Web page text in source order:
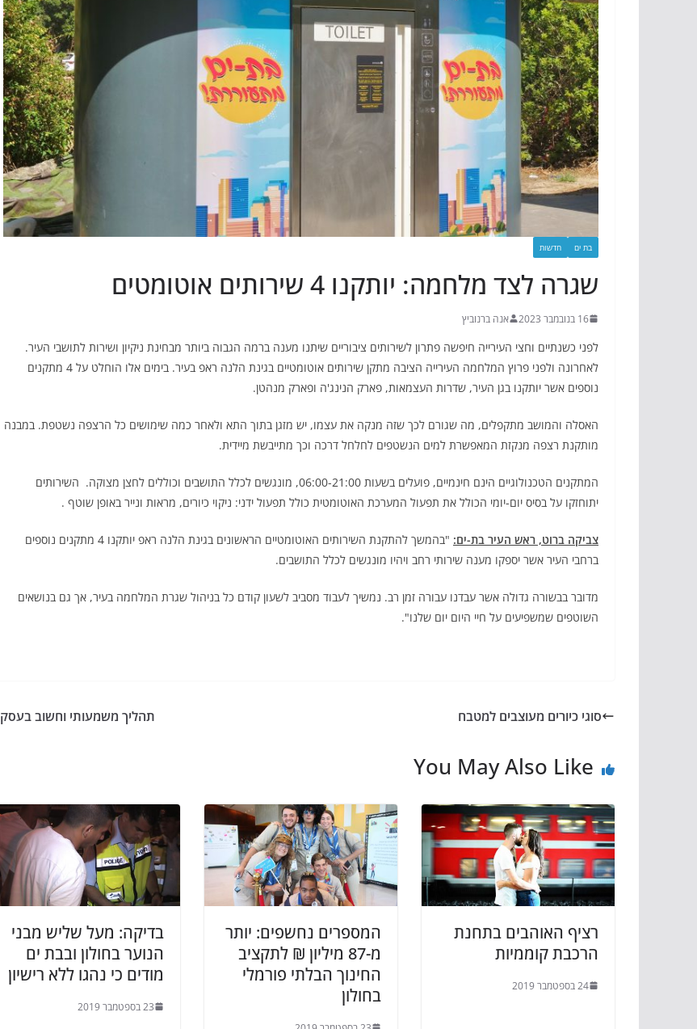
בת ים חדשות
שגרה לצד מלחמה: יותקנו 4 שירותים אוטומטים
16 בנובמבר 2023 אנה ברנוביץ
לפני כשנתיים וחצי העירייה חיפשה פתרון לשירותים ציבוריים שיתנו מענה ברמה הגבוה ביותר מבחינת ניקיון ושירות לתושבי העיר.
לאחרונה ולפני פרוץ המלחמה העירייה הציבה מתקן שירותים אוטומטיים בגינת הלנה ראפ בעיר. בימים אלו הוחלט על 4 מתקנים
נוספים אשר יותקנו בגן העיר, שדרות העצמאות, פארק הנינג'ה ופארק מנהטן.
האסלה והמושב מתקפלים, מה שגורם לכך שזה מנקה את עצמו, יש מזגן בתוך התא ולאחר כמה שימושים כל הרצפה נשטפת. במבנה
מותקנת רצפה מנקזת המאפשרת למים הנשטפים לחלחל דרכה וכך מתייבשת מיידית.
המתקנים הטכנולוגיים הינם חינמיים, פועלים בשעות 06:00-21:00, מונגשים לכלל התושבים וכוללים לחצן מצוקה. השירותים
יתוחזקו על בסיס יום-יומי הכולל את תפעול המערכת האוטומטית כולל תפעול ידני: ניקוי כיורים, מראות ונייר באופן שוטף .
צביקה ברוט, ראש העיר בת-ים:
"בהמשך להתקנת השירותים האוטומטיים הראשונים בגינת הלנה ראפ יותקנו 4 מתקנים נוספים
ברחבי העיר אשר יספקו מענה שירותי רחב ויהיו מונגשים לכלל התושבים.
מדובר בבשורה גדולה אשר עבדנו עבורה זמן רב. נמשיך לעבוד מסביב לשעון קודם כל בניהול שגרת המלחמה בעיר, אך גם בנושאים
השוטפים שמשפיעים על חיי היום יום שלנו".
סוגי כיורים מעוצבים למטבח תהליך משמעותי וחשוב בעסק
You May Also Like
רציף האוהבים בתחנת
הרכבת קוממיות
24 בספטמבר 2019
המספרים נחשפים: יותר
מ-87 מיליון ₪ לתקציב
החינוך הבלתי פורמלי
בחולון
בדיקה: מעל שליש מבני
הנוער בחולון ובבת ים
מודים כי נהגו ללא רישיון
23 בספטמבר 2019